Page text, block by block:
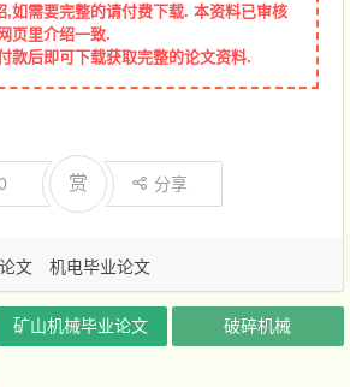
,如需要完整的请付费下载. 本资料已审核
页里介绍一致.
款后即可下载获取完整的论文资料.
赏 分享
文 机电毕业论文
矿山机械毕业论文 破碎机械